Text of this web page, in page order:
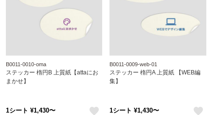
B0011-0010-oma
ステッカー 楕円B 上質紙【attaにお
まかせ】
1シート ¥1,430〜
B0011-0009-web-01
ステッカー 楕円A 上質紙 【WEB編
集】
1シート ¥1,430〜